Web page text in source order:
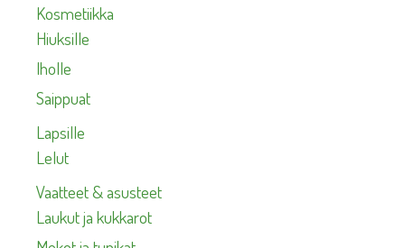
Kosmetiikka
Hiuksille
Iholle
Saippuat
Lapsille
Lelut
Vaatteet & asusteet
Laukut ja kukkarot